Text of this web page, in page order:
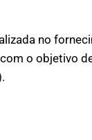
no
o objetivo